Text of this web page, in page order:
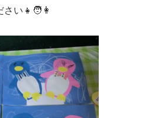
い👧🧑👩